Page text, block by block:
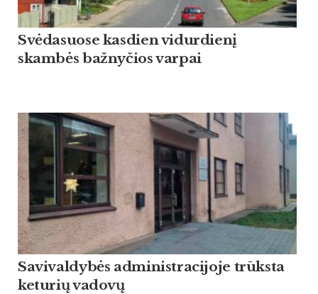
Svėdasuose kasdien vidurdienį
skambės bažnyčios varpai
Savivaldybės administracijoje trūksta
keturių vadovų